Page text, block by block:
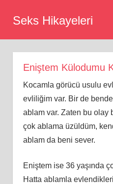
Seks Hikayeleri
Eniştem Külodumu
Kocamla görücü usulu
evliliğim var. Bir de
ablam var. Zaten bu olay
çok ablama üzüldüm,
ablam da beni sever.
Eniştem ise 36 yaşında
Hatta ablamla